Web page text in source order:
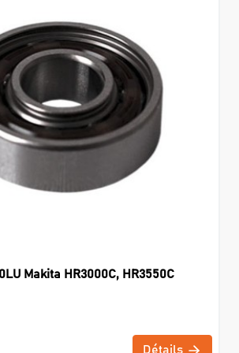
Makita HR3000C, HR3550C
Détails